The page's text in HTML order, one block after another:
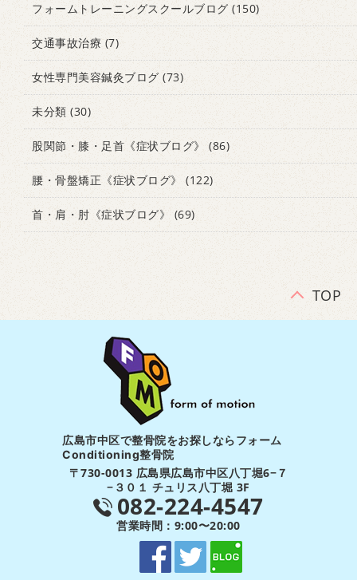
フォームトレーニングスクールブログ (150)
交通事故治療 (7)
女性専門美容鍼灸ブログ(73)
未分類 (30)
股関節・膝・足首《症状ブログ》 (86)
腰・骨盤矯正《症状ブログ》 (122)
首・肩・肘《症状ブログ》 (69)
TOP
広島市中区で整骨院をお探しならフォーム
Conditioning整骨院
〒730-0013 広島県広島市中区八丁堀6−７
−３０１ チュリス八丁堀 3F
082-224-4547
営業時間：9:00〜20:00